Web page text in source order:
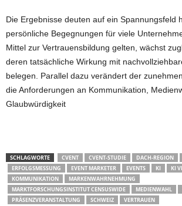
Die Ergebnisse deuten auf ein Spannungsfeld
persönliche Begegnungen für viele
Mittel zur Vertrauensbildung gelten, wächst
deren tatsächliche Wirkung mit
belegen. Parallel dazu verändert der
die Anforderungen an Kommunikation,
Glaubwürdigkeit
SCHLAGWORTE CVENT CVENT-STUDIE DACH-REGION
ERFOLGSMESSUNG
EVENT MARKETER EVENTS KI
KI
KOMMUNIKATION
MARKENWAHRNEHMUNG
MARKTFORSCHUNGSINSTITUT CENSUSWIDE
MEDIENWAHL
PRÄSENZVERANSTALTUNG
SCHWEIZ VERTRAUEN